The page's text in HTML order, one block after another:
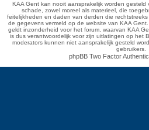
KAA Gent kan nooit aansprakelijk worden
schade, zowel moreel als materieel, die
feitelijkheden en daden van derden die
de gegevens vermeld op de website van KAA
geldt inzonderheid voor het forum, waarvan KAA
is dus verantwoordelijk voor zijn uitlatingen op het
moderators kunnen niet aansprakelijk gesteld
gebruikers.
phpBB Two Factor